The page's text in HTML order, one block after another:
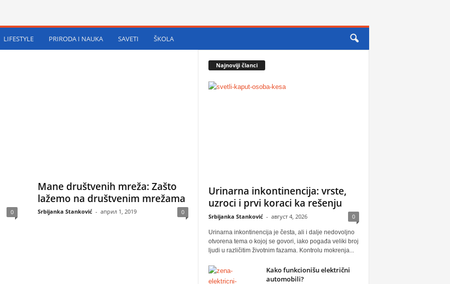
LIFESTYLE PRIRODA I NAUKA SAVETI ŠKOLA
0
Mane društvenih mreža: Zašto
lažemo na društvenim mrežama
Srbijanka Stanković - април 1, 2019 0
Najnoviji članci
Urinarna inkontinencija: vrste,
uzroci i prvi koraci ka rešenju
Srbijanka Stanković - август 4, 2026 0
Urinarna inkontinencija je česta, ali i dalje nedovoljno
otvorena tema o kojoj se govori, iako pogađa veliki broj
ljudi u različitim životnim fazama. Kontrolu mokrenja...
Kako funkcionišu električni
automobili?